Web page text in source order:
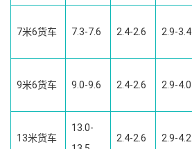
7米6货车 7.3-7.6 2.4-2.6 2.9-3.4
9米6货车 9.0-9.6 2.4-2.6 2.9-4.0
13米货车
13.0-
2.4-2.6 2.9-4.2